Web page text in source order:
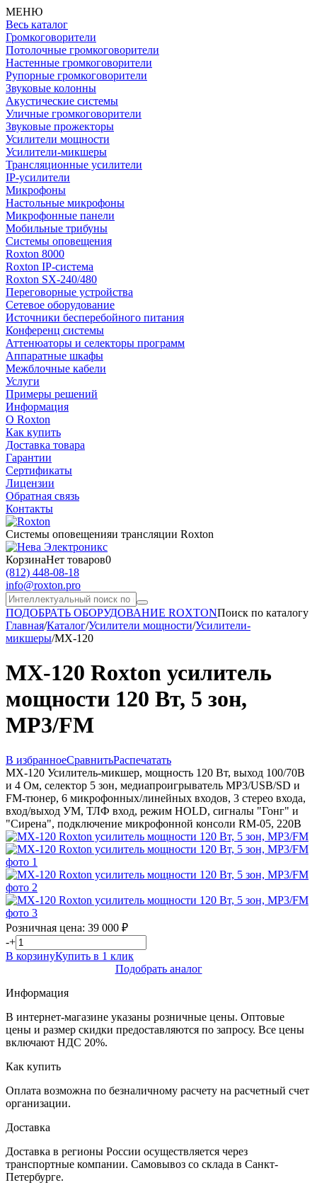
МЕНЮ
Весь каталог
Громкоговорители
Потолочные громкоговорители
Настенные громкоговорители
Рупорные громкоговорители
Звуковые колонны
Акустические системы
Уличные громкоговорители
Звуковые прожекторы
Усилители мощности
Усилители-микшеры
Трансляционные усилители
IP-усилители
Микрофоны
Настольные микрофоны
Микрофонные панели
Мобильные трибуны
Системы оповещения
Roxton 8000
Roxton IP-система
Roxton SX-240/480
Переговорные устройства
Сетевое оборудование
Источники бесперебойного питания
Конференц системы
Аттенюаторы и селекторы программ
Аппаратные шкафы
Межблочные кабели
Услуги
Примеры решений
Информация
О Roxton
Как купить
Доставка товара
Гарантии
Сертификаты
Лицензии
Обратная связь
Контакты
Системы оповещенияи трансляции Roxton
КорзинаНет товаров0
(812) 448-08-18
info@roxton.pro
ПОДОБРАТЬ ОБОРУДОВАНИЕ ROXTONПоиск по каталогу
Главная/Каталог/Усилители мощности/Усилители-
микшеры/MX-120
MX-120 Roxton усилитель
мощности 120 Вт, 5 зон,
MP3/FM
В избранноеСравнитьРаспечатать
MX-120 Усилитель-микшер, мощность 120 Вт, выход 100/70В
и 4 Ом, селектор 5 зон, медиапроигрыватель MP3/USB/SD и
FM-тюнер, 6 микрофонных/линейных входов, 3 стерео входа,
вход/выход УМ, ТЛФ вход, режим HOLD, сигналы "Гонг" и
"Сирена", подключение микрофонной консоли RM-05, 220В
Розничная цена: 39 000 ₽
-+
В корзинуКупить в 1 клик
Подобрать аналог
Информация
В интернет-магазине указаны розничные цены. Оптовые
цены и размер скидки предоставляются по запросу. Все цены
включают НДС 20%.
Как купить
Оплата возможна по безналичному расчету на расчетный счет
организации.
Доставка
Доставка в регионы России осуществляется через
транспортные компании. Самовывоз со склада в Санкт-
Петербурге.